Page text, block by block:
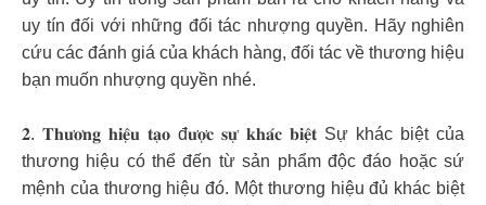
uy tín đối với những đối tác nhượng quyền. Hãy nghiên
cứu các đánh giá của khách hàng, đối tác về thương hiệu
bạn muốn nhượng quyền nhé.
𝟐. 𝐓𝐡𝐮̛𝐨̛𝐧𝐠 𝐡𝐢𝐞̣̂𝐮 𝐭𝐚̣𝐨 đ𝐮̛𝐨̛̣𝐜 𝐬𝐮̛̣ 𝐤𝐡𝐚́𝐜 𝐛𝐢𝐞̣̂𝐭 Sự khác biệt của
thương hiệu có thể đến từ sản phẩm độc đáo hoặc sứ
mệnh của thương hiệu đó. Một thương hiệu đủ khác biệt